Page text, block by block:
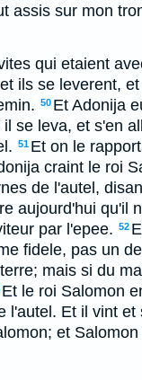
assis sur mon
qui etaient
ils se leverent,
50 Et Adonija
se leva, et s'en
51 Et on le
craint le roi
de l'autel,
aujourd'hui qu'il
par l'epee. 52
fidele, pas un
mais si du
Et le roi Salomon
l'autel. Et il vint et
et